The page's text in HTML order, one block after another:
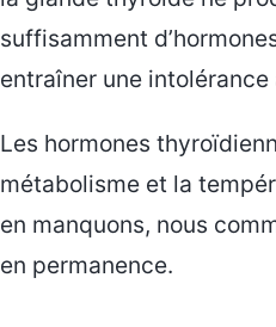
suffisamment
entraîner une intolérance
Les hormones
métabolisme et la
en manquons, nous
en permanence.